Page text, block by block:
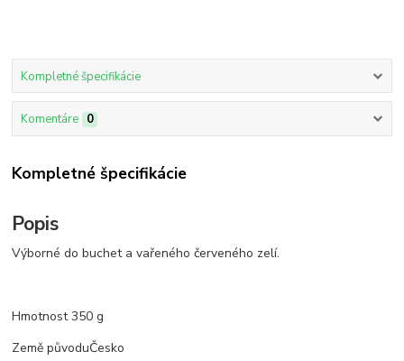
Kompletné špecifikácie
Komentáre 0
Kompletné špecifikácie
Popis
Výborné do buchet a vařeného červeného zelí.
Hmotnost350 g
Země původuČesko